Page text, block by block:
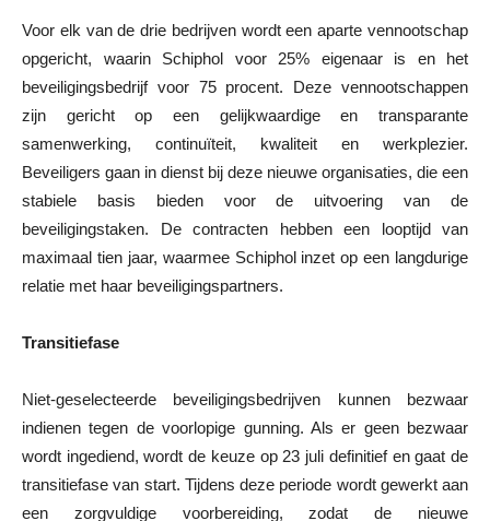
Voor elk van de drie bedrijven wordt een aparte vennootschap
opgericht, waarin Schiphol voor 25% eigenaar is en het
beveiligingsbedrijf voor 75 procent. Deze vennootschappen
zijn gericht op een gelijkwaardige en transparante
samenwerking, continuïteit, kwaliteit en werkplezier.
Beveiligers gaan in dienst bij deze nieuwe organisaties, die een
stabiele basis bieden voor de uitvoering van de
beveiligingstaken. De contracten hebben een looptijd van
maximaal tien jaar, waarmee Schiphol inzet op een langdurige
relatie met haar beveiligingspartners.
Transitiefase
Niet-geselecteerde beveiligingsbedrijven kunnen bezwaar
indienen tegen de voorlopige gunning. Als er geen bezwaar
wordt ingediend, wordt de keuze op 23 juli definitief en gaat de
transitiefase van start. Tijdens deze periode wordt gewerkt aan
een zorgvuldige voorbereiding, zodat de nieuwe